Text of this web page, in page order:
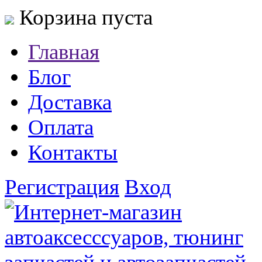
Корзина пуста
Главная
Блог
Доставка
Оплата
Контакты
Регистрация Вход